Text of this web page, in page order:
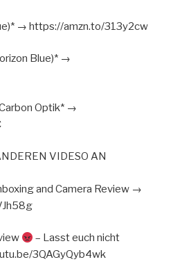
→ https://amzn.to/313y2cw
Blue)* →
Optik* →
VIDESO AN
and Camera Review →
– Lasst euch nicht
3QAGyQyb4wk